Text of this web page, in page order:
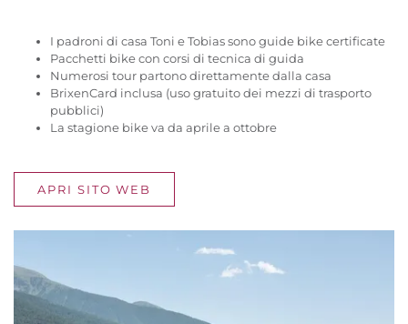
I padroni di casa Toni e Tobias sono guide bike certificate
Pacchetti bike con corsi di tecnica di guida
Numerosi tour partono direttamente dalla casa
BrixenCard inclusa (uso gratuito dei mezzi di trasporto
pubblici)
La stagione bike va da aprile a ottobre
APRI SITO WEB